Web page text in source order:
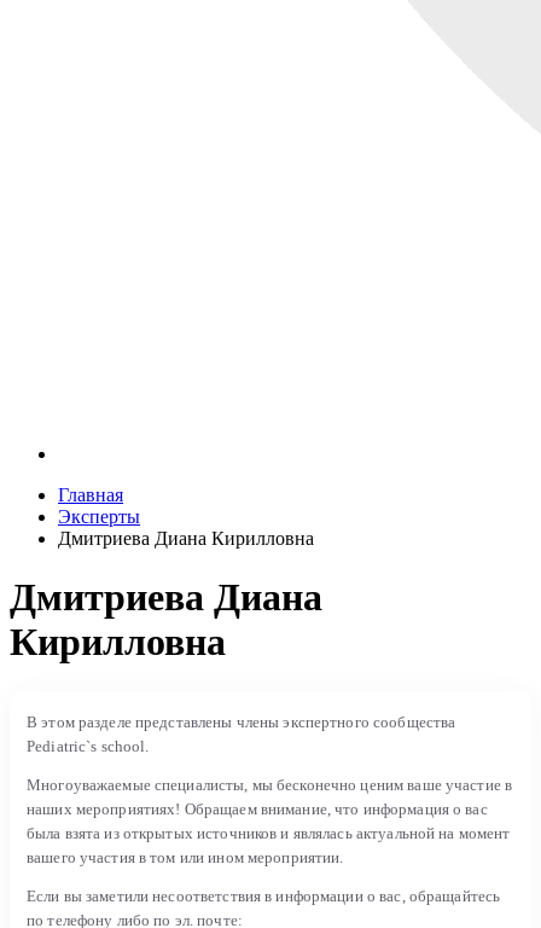
Главная
Эксперты
Дмитриева Диана Кирилловна
Дмитриева Диана
Кирилловна
В этом разделе представлены члены экспертного сообщества
Pediatric`s school.
Многоуважаемые специалисты, мы бесконечно ценим ваше участие в
наших мероприятиях! Обращаем внимание, что информация о вас
была взята из открытых источников и являлась актуальной на момент
вашего участия в том или ином мероприятии.
Если вы заметили несоответствия в информации о вас, обращайтесь
по телефону либо по эл. почте: